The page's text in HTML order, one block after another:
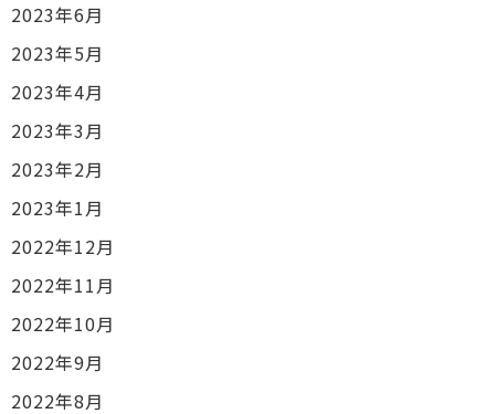
2023年6月
2023年5月
2023年4月
2023年3月
2023年2月
2023年1月
2022年12月
2022年11月
2022年10月
2022年9月
2022年8月